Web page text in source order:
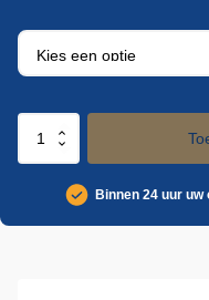
Multi
Binnen 24 uur